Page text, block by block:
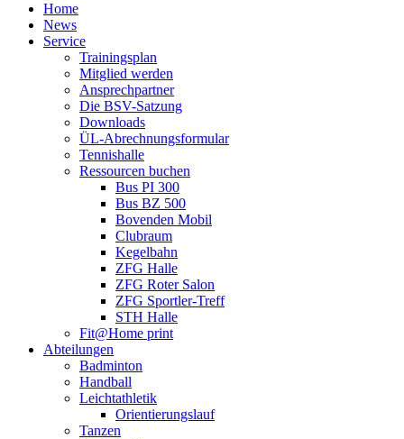
Home
News
Service
Trainingsplan
Mitglied werden
Ansprechpartner
Die BSV-Satzung
Downloads
ÜL-Abrechnungsformular
Tennishalle
Ressourcen buchen
Bus PI 300
Bus BZ 500
Bovenden Mobil
Clubraum
Kegelbahn
ZFG Halle
ZFG Roter Salon
ZFG Sportler-Treff
STH Halle
Fit@Home print
Abteilungen
Badminton
Handball
Leichtathletik
Orientierungslauf
Tanzen